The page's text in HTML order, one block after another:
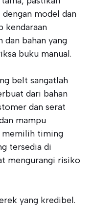
model dan
kendaraan
bahan yang
buku manual.
belt sangatlah
dari bahan
dan serat
mampu
memilih timing
tersedia di
mengurangi risiko
yang kredibel.